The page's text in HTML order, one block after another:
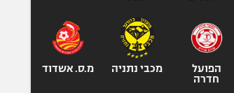
אופניים
ספורט מוטורי
כדורמים
הפועל
חדרה
מכבי נתניה מ.ס. אשדוד